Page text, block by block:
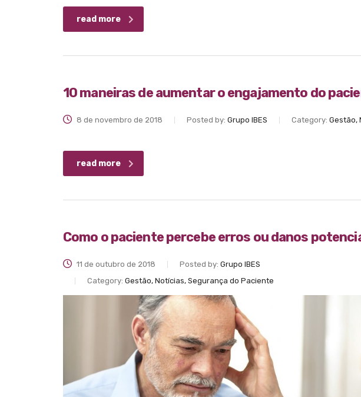
read more
10 maneiras de aumentar o engajamento do
8 de novembro de 2018 Posted by: Grupo IBES Category: Gestão,
read more
Como o paciente percebe erros ou danos
11 de outubro de 2018 Posted by: Grupo IBES
Category: Gestão, Notícias, Segurança do Paciente